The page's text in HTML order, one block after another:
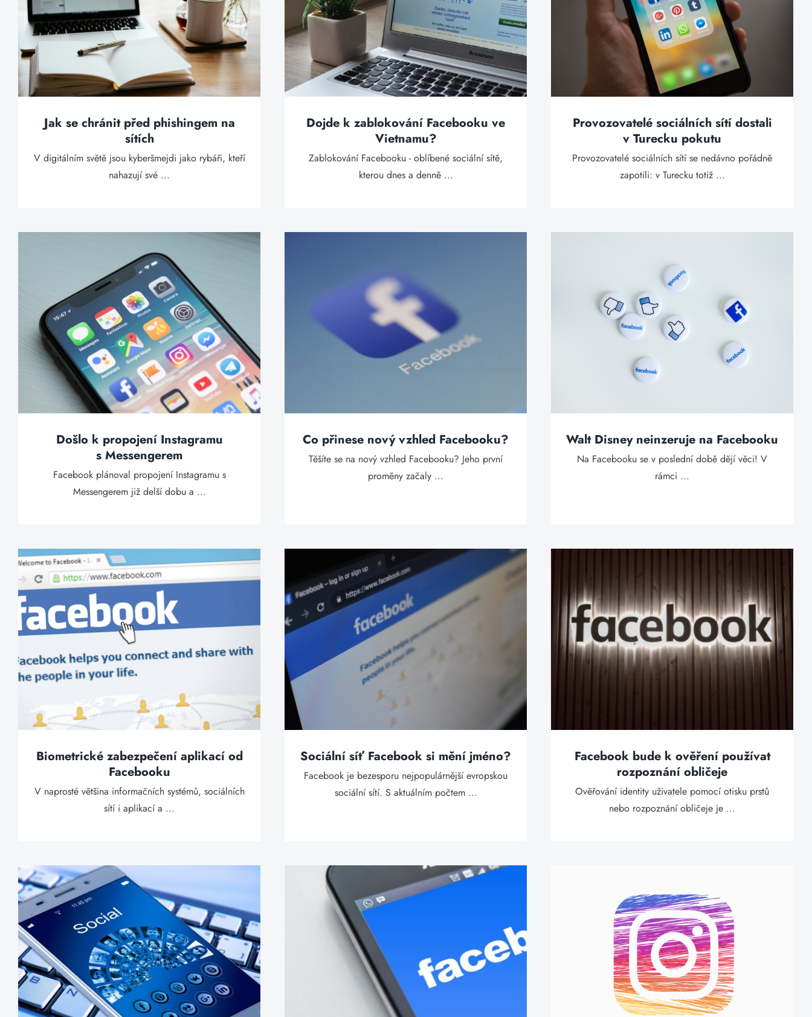
Jak se chránit před phishingem na
sítích
V digitálním světě jsou kyberšmejdi jako rybáři, kteří
nahazují své ...
Dojde k zablokování Facebooku ve
Vietnamu?
Zablokování Facebooku - oblíbené sociální sítě,
kterou dnes a denně ...
Provozovatelé sociálních sítí dostali
v Turecku pokutu
Provozovatelé sociálních sítí se nedávno pořádně
zapotili: v Turecku totiž ...
Došlo k propojení Instagramu
s Messengerem
Facebook plánoval propojení Instagramu s
Messengerem již delší dobu a ...
Co přinese nový vzhled Facebooku?
Těšíte se na nový vzhled Facebooku? Jeho první
proměny začaly ...
Walt Disney neinzeruje na Facebooku
Na Facebooku se v poslední době dějí věci! V
rámci ...
Biometrické zabezpečení aplikací od
Facebooku
V naprosté většina informačních systémů, sociálních
sítí i aplikací a ...
Sociální síť Facebook si mění jméno?
Facebook je bezesporu nejpopulárnější evropskou
sociální sítí. S aktuálním počtem ...
Facebook bude k ověření používat
rozpoznání obličeje
Ověřování identity uživatele pomocí otisku prstů
nebo rozpoznání obličeje je ...